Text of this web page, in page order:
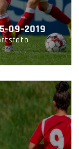
09-2019